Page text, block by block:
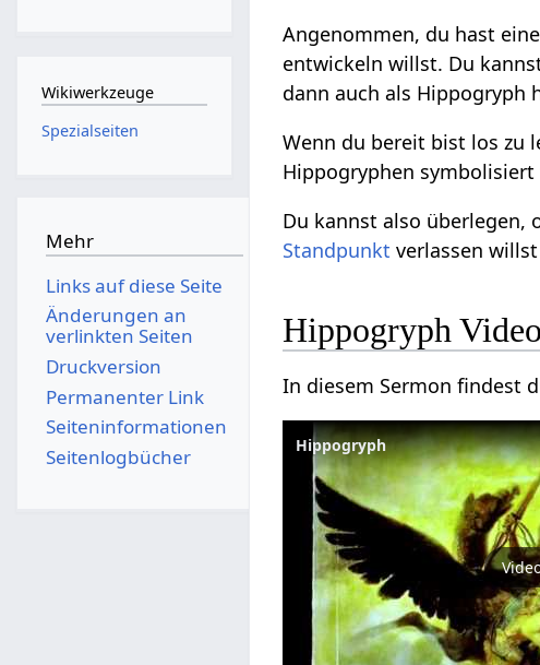
Angenommen, du hast
entwickeln willst. Du
dann auch als Hippogryph
Wenn du bereit bist los zu
Hippogryphen symbolisiert
Du kannst also überlegen,
Standpunkt verlassen
Hippogryph Video
In diesem Sermon findest
Hippogryph
Wikiwerkzeuge
Spezialseiten
Mehr
Links auf diese Seite
Änderungen an
verlinkten Seiten
Druckversion
Permanenter Link
Seiten­­informationen
Seitenlogbücher